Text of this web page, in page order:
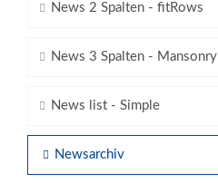
News 2 Spalten - fitRows
News 3 Spalten - Mansonry
News list - Simple
Newsarchiv